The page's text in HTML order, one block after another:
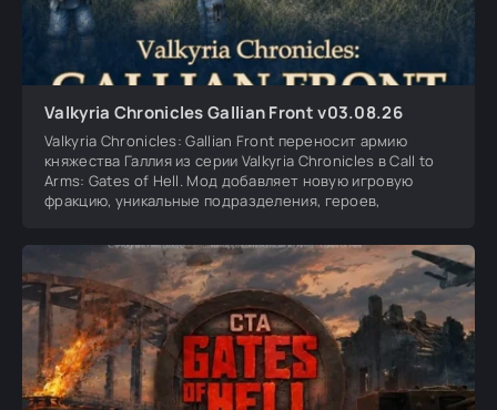
Valkyria Chronicles Gallian Front v03.08.26
Valkyria Chronicles: Gallian Front переносит армию
княжества Галлия из серии Valkyria Chronicles в Call to
Arms: Gates of Hell. Мод добавляет новую игровую
фракцию, уникальные подразделения, героев,